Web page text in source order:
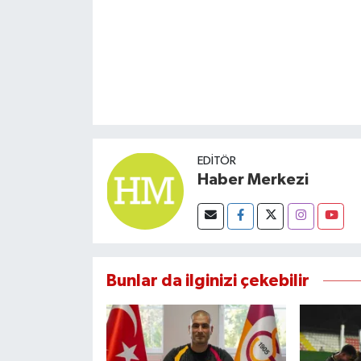
EDITÖR
Haber Merkezi
Bunlar da ilginizi çekebilir